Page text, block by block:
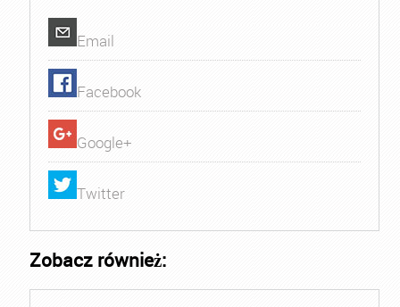
Email
Facebook
Google+
Twitter
Zobacz również: